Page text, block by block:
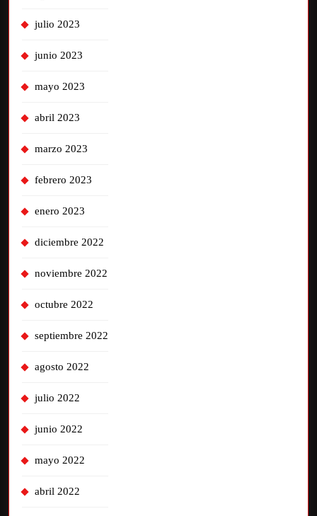
julio 2023
junio 2023
mayo 2023
abril 2023
marzo 2023
febrero 2023
enero 2023
diciembre 2022
noviembre 2022
octubre 2022
septiembre 2022
agosto 2022
julio 2022
junio 2022
mayo 2022
abril 2022